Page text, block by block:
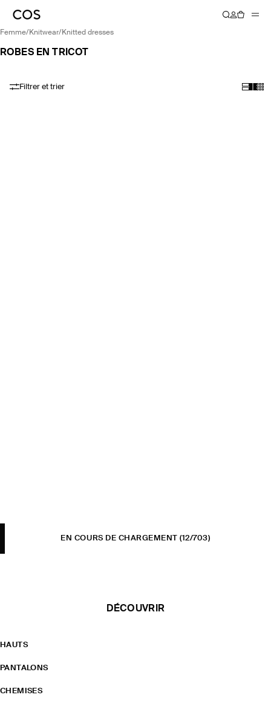
femme/ knitwear/ knitted dresses
ROBES EN TRICOT
Filtrer et trier
EN COURS DE CHARGEMENT (12/703)
DÉCOUVRIR
HAUTS
PANTALONS
CHEMISES